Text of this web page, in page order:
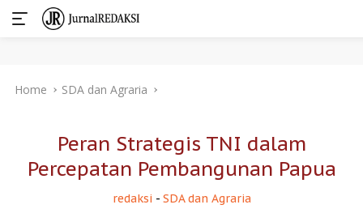
Home SDA dan Agraria
Peran Strategis TNI dalam
Percepatan Pembangunan Papua
redaksi - SDA dan Agraria